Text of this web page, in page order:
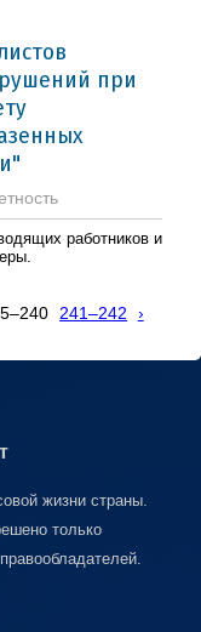
при
работников и
241–242 ›
жизни страны.
только